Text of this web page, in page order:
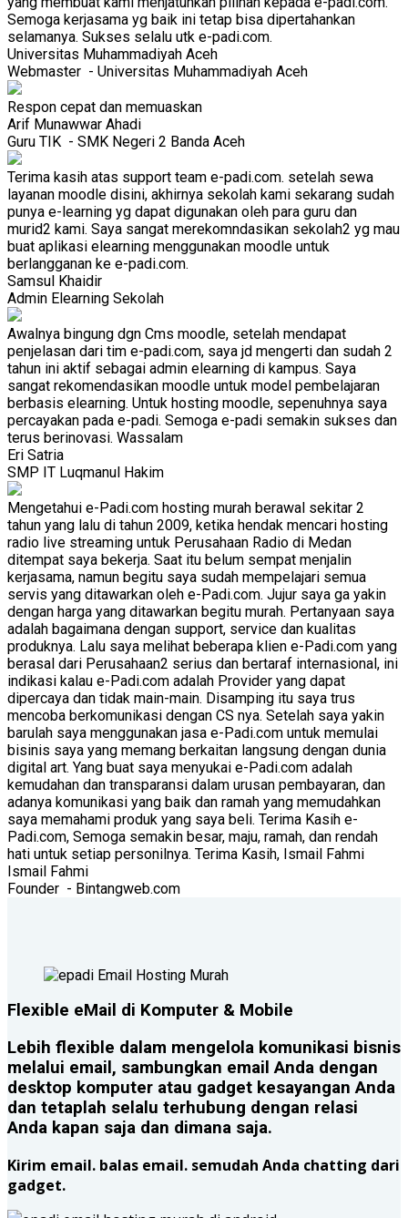
Semoga kerjasama yg baik ini tetap bisa dipertahankan
selamanya. Sukses selalu utk e-padi.com.
Universitas Muhammadiyah Aceh
Webmaster - Universitas Muhammadiyah Aceh
Respon cepat dan memuaskan
Arif Munawwar Ahadi
Guru TIK - SMK Negeri 2 Banda Aceh
Terima kasih atas support team e-padi.com. setelah sewa
layanan moodle disini, akhirnya sekolah kami sekarang sudah
punya e-learning yg dapat digunakan oleh para guru dan
murid2 kami. Saya sangat merekomndasikan sekolah2 yg mau
buat aplikasi elearning menggunakan moodle untuk
berlangganan ke e-padi.com.
Samsul Khaidir
Admin Elearning Sekolah
Awalnya bingung dgn Cms moodle, setelah mendapat
penjelasan dari tim e-padi.com, saya jd mengerti dan sudah 2
tahun ini aktif sebagai admin elearning di kampus. Saya
sangat rekomendasikan moodle untuk model pembelajaran
berbasis elearning. Untuk hosting moodle, sepenuhnya saya
percayakan pada e-padi. Semoga e-padi semakin sukses dan
terus berinovasi. Wassalam
Eri Satria
SMP IT Luqmanul Hakim
Mengetahui e-Padi.com hosting murah berawal sekitar 2
tahun yang lalu di tahun 2009, ketika hendak mencari hosting
radio live streaming untuk Perusahaan Radio di Medan
ditempat saya bekerja. Saat itu belum sempat menjalin
kerjasama, namun begitu saya sudah mempelajari semua
servis yang ditawarkan oleh e-Padi.com. Jujur saya ga yakin
dengan harga yang ditawarkan begitu murah. Pertanyaan saya
adalah bagaimana dengan support, service dan kualitas
produknya. Lalu saya melihat beberapa klien e-Padi.com yang
berasal dari Perusahaan2 serius dan bertaraf internasional, ini
indikasi kalau e-Padi.com adalah Provider yang dapat
dipercaya dan tidak main-main. Disamping itu saya trus
mencoba berkomunikasi dengan CS nya. Setelah saya yakin
barulah saya menggunakan jasa e-Padi.com untuk memulai
bisinis saya yang memang berkaitan langsung dengan dunia
digital art. Yang buat saya menyukai e-Padi.com adalah
kemudahan dan transparansi dalam urusan pembayaran, dan
adanya komunikasi yang baik dan ramah yang memudahkan
saya memahami produk yang saya beli. Terima Kasih e-
Padi.com, Semoga semakin besar, maju, ramah, dan rendah
hati untuk setiap personilnya. Terima Kasih, Ismail Fahmi
Ismail Fahmi
Founder - Bintangweb.com
Flexible eMail di Komputer & Mobile
Lebih flexible dalam mengelola komunikasi bisnis
melalui email, sambungkan email Anda dengan
desktop komputer atau gadget kesayangan Anda
dan tetaplah selalu terhubung dengan relasi
Anda kapan saja dan dimana saja.
Kirim email. balas email. semudah Anda chatting dari
gadget.